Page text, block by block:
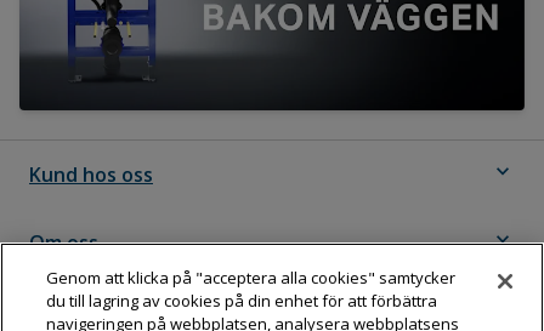
Kund hos oss expand_more
Om oss expand_more
Följ Dahl
Genom att klicka på "acceptera alla cookies" samtycker
du till lagring av cookies på din enhet för att förbättra
navigeringen på webbplatsen, analysera webbplatsens